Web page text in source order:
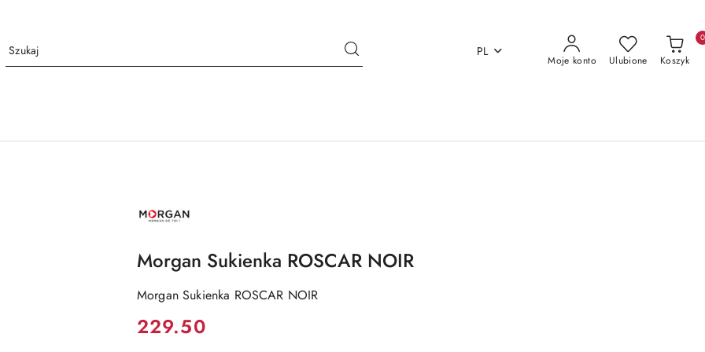
PL
Moje konto Ulubione Koszyk
0
PRODUCENTA:
MORGAN
Morgan Sukienka ROSCAR NOIR
Morgan Sukienka ROSCAR NOIR
Cena:
229.50